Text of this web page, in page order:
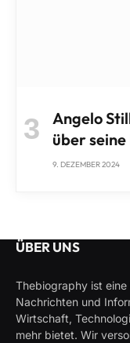
Angelo
über seine
9. DEZEMBER 2024
ÜBER UNS
Thebiography ist
Nachrichten und
Wirtschaft,
mehr bietet. Wir